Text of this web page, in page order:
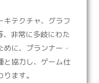
キテクチャ、グラフ
、非常に多岐にわた
に、プランナー・
と協力し、ゲーム仕
ます。